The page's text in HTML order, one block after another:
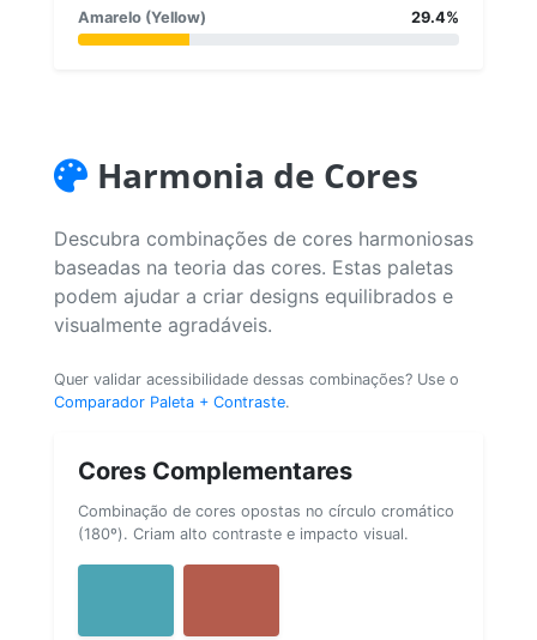
Amarelo (Yellow) 29.4%
Harmonia de Cores
Descubra combinações de cores harmoniosas
baseadas na teoria das cores. Estas paletas
podem ajudar a criar designs equilibrados e
visualmente agradáveis.
Quer validar acessibilidade dessas combinações? Use o
Comparador Paleta + Contraste.
Cores Complementares
Combinação de cores opostas no círculo cromático
(180º). Criam alto contraste e impacto visual.